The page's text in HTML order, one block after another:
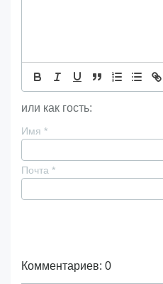
или как гость:
Имя *
Почта *
Комментариев: 0